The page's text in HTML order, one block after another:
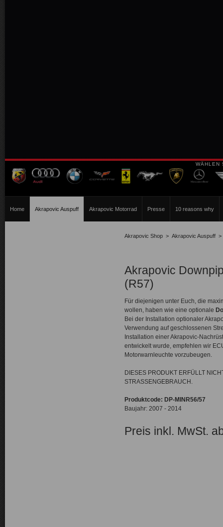
WÄHLEN
Home Akrapovic Auspuff Akrapovic Motorrad Presse 10 reasons why
Akrapovic Shop > Akrapovic Auspuff
Akrapovic
(R57)
Für diejenigen unter Euch, die
wollen, haben wie eine optionale
Bei der Installation optionaler
Verwendung auf geschlossenen
Installation einer Akrapovic-
entwickelt wurde, empfehlen wir
Motorwarnleuchte vorzubeugen.
DIESES PRODUKT ERFÜLLT
STRASSENGEBRAUCH.
Produktcode: DP-MINR56/57
Baujahr: 2007 - 2014
Preis inkl. MwSt.